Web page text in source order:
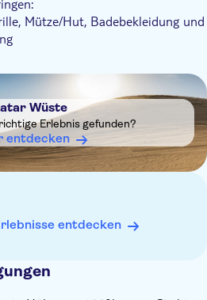
Mütze/Hut, Badebekleidung und
Wüste
Erlebnis gefunden?
entdecken
entdecken